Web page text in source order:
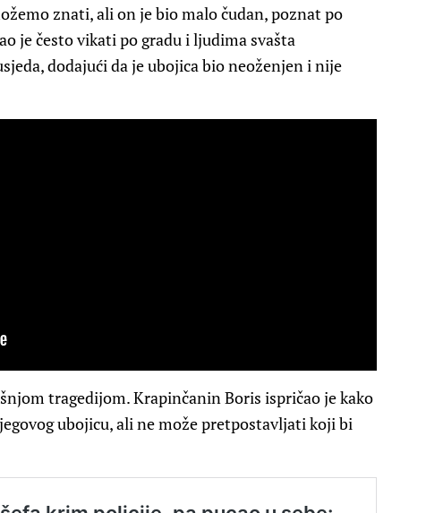
znati, ali on je bio malo čudan, poznat po
je često vikati po gradu i ljudima svašta
dodajući da je ubojica bio neoženjen i nije
tragedijom. Krapinčanin Boris ispričao je kako
ubojicu, ali ne može pretpostavljati koji bi